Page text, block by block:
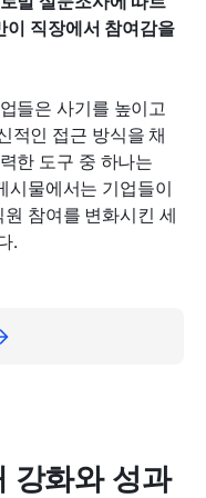
이 직장에서 참여감을
들은 사기를 높이고
적인 접근 방식을 채
한 도구 중 하나는
물에서는 기업들이
참여를 변화시킨 세
.
화와 성과